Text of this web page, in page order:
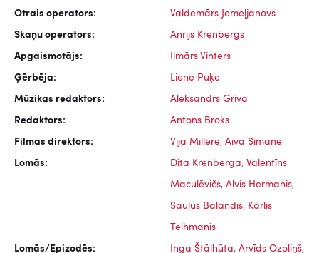
Otrais operators: Valdemārs Jemeļjanovs
Skaņu operators: Anrijs Krenbergs
Apgaismotājs: Ilmārs Vinters
Ģērbēja: Liene Puķe
Mūzikas redaktors: Aleksandrs Grīva
Redaktors: Antons Broks
Filmas direktors: Vija Millere, Aiva Sīmane
Lomās: Dita Krenberga, Valentīns
Maculēvičs, Alvis Hermanis,
Sauļus Balandis, Kārlis
Teihmanis
Lomās/Epizodēs: Inga Štālhūta, Arvīds Ozoliņš,